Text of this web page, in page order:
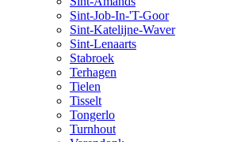
Sint-Job-In-'T-Goor
Sint-Katelijne-Waver
Sint-Lenaarts
Stabroek
Terhagen
Tielen
Tisselt
Tongerlo
Turnhout